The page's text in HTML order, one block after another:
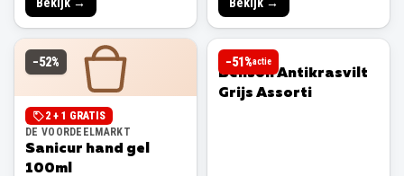
−52%
2 + 1 GRATIS
DE VOORDEELMARKT
Sanicur hand gel
100ml
−51%actie
BENSON
Benson Antikrasvilt
Grijs Assorti